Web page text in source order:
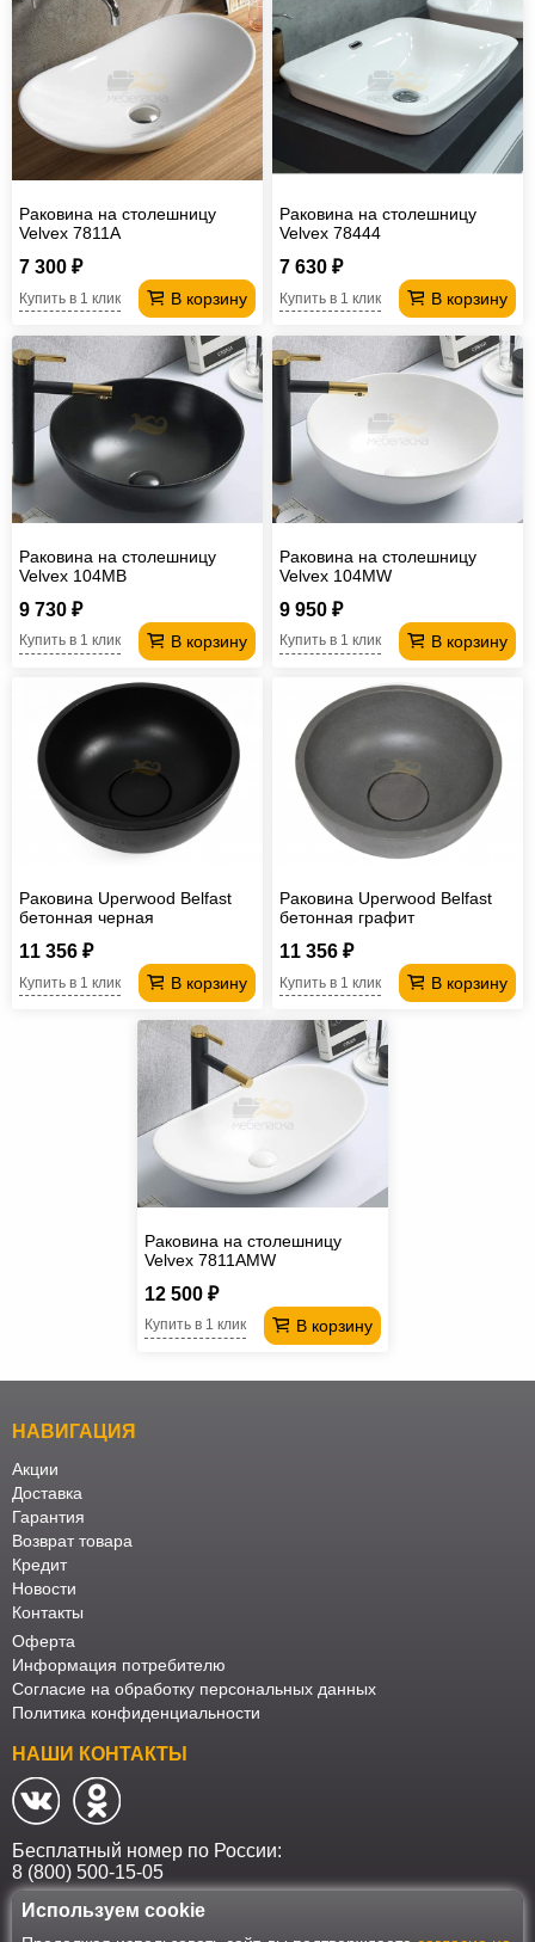
Раковина на столешницу
Velvex 7811A
7 300 ₽
В корзину
Купить в 1 клик
Раковина на столешницу
Velvex 78444
7 630 ₽
В корзину
Купить в 1 клик
Раковина на столешницу
Velvex 104MB
9 730 ₽
В корзину
Купить в 1 клик
Раковина на столешницу
Velvex 104MW
9 950 ₽
В корзину
Купить в 1 клик
Раковина Uperwood Belfast
бетонная черная
11 356 ₽
В корзину
Купить в 1 клик
Раковина Uperwood Belfast
бетонная графит
11 356 ₽
В корзину
Купить в 1 клик
Раковина на столешницу
Velvex 7811AMW
12 500 ₽
В корзину
Купить в 1 клик
НАВИГАЦИЯ
Акции
Доставка
Гарантия
Возврат товара
Кредит
Новости
Контакты
Оферта
Информация потребителю
Согласие на обработку персональных данных
Политика конфиденциальности
НАШИ КОНТАКТЫ
Бесплатный номер по России:
8 (800) 500-15-05
Наш интернет-магазин работает в соответствии с требованиями
Используем cookie